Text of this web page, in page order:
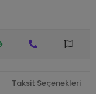
Taksit Seçenekleri